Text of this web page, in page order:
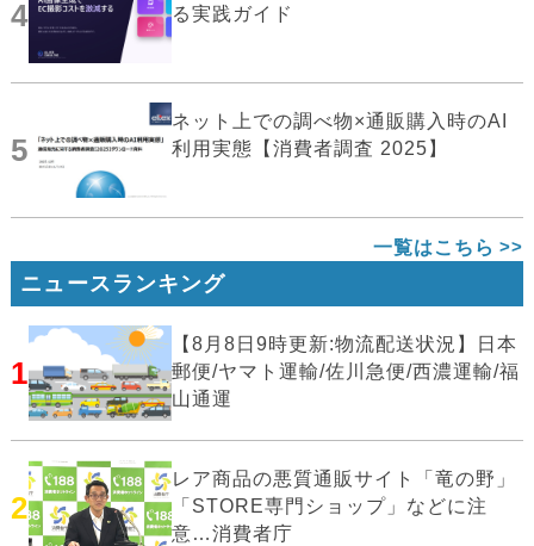
4 る実践ガイド
5
ネット上での調べ物×通販購入時のAI
利用実態【消費者調査 2025】
一覧はこちら
ニュースランキング
1
【8月8日9時更新:物流配送状況】日本
郵便/ヤマト運輸/佐川急便/西濃運輸/福
山通運
2
レア商品の悪質通販サイト「竜の野」
「STORE専門ショップ」などに注
意…消費者庁